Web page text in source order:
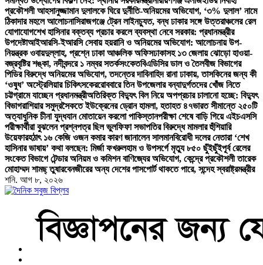
প্রকৌশলী আহসানুজ্জামান দুলালকে ঘিরে দুর্নীতি-অনিয়মের অভিযোগ, ‘৩% দুলাল’ নামে
ঠিকাদার মহলে আলোচনাসিরাজগঞ্জে ট্রেন লাইনচ্যুত, বন্ধ ঢাকার সঙ্গে উত্তরাঞ্চলের রেল
যোগাযোগশেখ হাসিনার বক্তব্য প্রচার করলে ব্যবস্থা নেবে সরকার: প্রধানমন্ত্রীর
উপদেষ্টাআইআরসি-ইআরসি সেবায় হয়রানি ও অনিয়মের অভিযোগ: আলোচনায় উপ-
নিয়ন্ত্রক ওবায়দুল্লাহ, প্রশ্নে ঢাকা আঞ্চলিক অফিসঢাকাসহ ১৩ জেলায় ঝোড়ো হাওয়া-
বজ্রবৃষ্টির শঙ্কা, নদীবন্দরে ১ নম্বর সতর্কসংকেতবিএডিসির ডাল ও তৈলবীজ বিভাগের
পিডির বিরুদ্ধে অনিয়মের অভিযোগ, তদন্তের দাবিনাহিদ রানা ঢাকায়, তাসকিনের জন্য কী
‘ওষুধ’ অস্ট্রেলিয়ার চিকিৎসকেররোববারে তিন উপজেলার বন্যাদুর্গতদের খোঁজ নিতে
চট্টগ্রামে যাচ্ছেন প্রধানমন্ত্রীঅতিরিক্ত বিদ্যুৎ বিল নিয়ে অপপ্রচার চালানো হচ্ছে: বিদ্যুৎ
বিভাগরাশিয়ার সমুদ্রসৈকতে ইউক্রেনের ড্রোন হামলা, হতাহত ৪৭ভারত সীমান্তে ২৫০টি
অত্যাধুনিক চীনা যুদ্ধযান মোতায়েন করলো পাকিস্তানপরীক্ষা শেষে বাড়ি গিয়ে এইচএসসি
পরীক্ষার্থীরা বুঝলেন প্রশ্নপত্র ছিল ভুলফিফা সভাপতির বিরুদ্ধে মামলার হুঁশিয়ারি
উয়েফারহঠাৎ ১৬ কেজি ওজন কমার কারণ জানালেন সালমানবিরোধী দলের নেতারা ‘শেখ
হাসিনার ভাষায়’ কথা বলছেন: মির্জা ফখরুলহাম ও উপসর্গে মৃত্যু ৮৫০ ছুঁইছুঁইপূর্ব রেলের
সংকেত বিভাগে টেন্ডার অনিয়ম ও কমিশন বাণিজ্যের অভিযোগ, কেন্দ্রে প্রকৌশলী তারেক
মোহাম্মদ শামছ্ তুষারবেনজীরের অন্য দেশের পাসপোর্ট থাকতে পারে, সন্দেহ স্বরাষ্ট্রমন্ত্রীর
শনি. আগ ৮, ২০২৬
বাংলা নিউজ পেপার